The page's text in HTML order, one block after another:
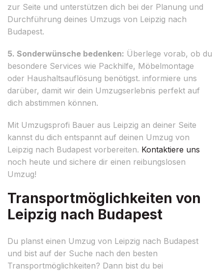
zur Seite und unterstützen dich bei der Planung und
Durchführung deines Umzugs von Leipzig nach
Budapest.
5. Sonderwünsche bedenken: Überlege vorab, ob du
besondere Services wie Packhilfe, Möbelmontage
oder Haushaltsauflösung benötigst. informiere uns
darüber, damit wir dein Umzugserlebnis perfekt auf
dich abstimmen können.
Mit Umzugsprofi Bauer aus Leipzig an deiner Seite
kannst du dich entspannt auf deinen Umzug von
Leipzig nach Budapest vorbereiten. Kontaktiere uns
noch heute und sichere dir einen reibungslosen
Umzug!
Transportmöglichkeiten von
Leipzig nach Budapest
Du planst einen Umzug von Leipzig nach Budapest
und bist auf der Suche nach den besten
Transportmöglichkeiten? Dann bist du bei